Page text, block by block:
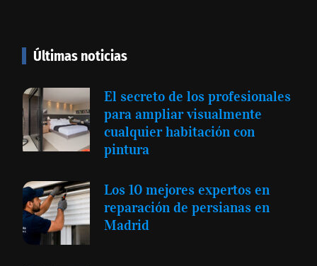
Últimas noticias
El secreto de los profesionales
para ampliar visualmente
cualquier habitación con
pintura
Los 10 mejores expertos en
reparación de persianas en
Madrid